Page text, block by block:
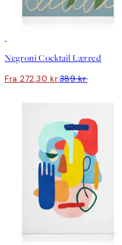
Negroni Cocktail Lærred
Fra 272,30 kr.389 kr.